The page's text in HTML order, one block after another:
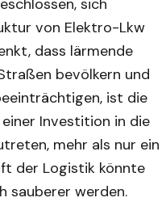
sich
von Elektro-Lkw
dass lärmende
bevölkern und
ist die
Investition in die
mehr als nur ein
der Logistik könnte
sauberer werden.